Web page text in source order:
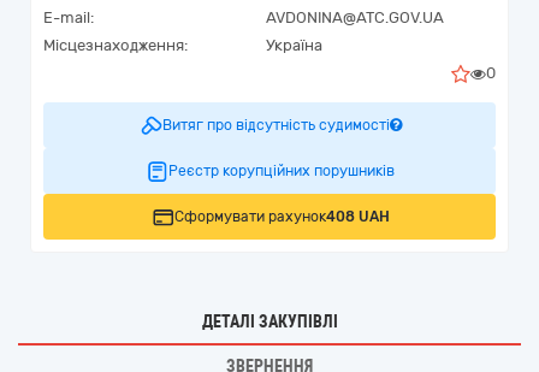
E-mail:
AVDONINA@ATC.GOV.UA
Місцезнаходження:
Україна
0
Витяг про відсутність судимості
Реєстр корупційних порушників
Сформувати рахунок408 UAH
ДЕТАЛІ ЗАКУПІВЛІ
ЗВЕРНЕННЯ